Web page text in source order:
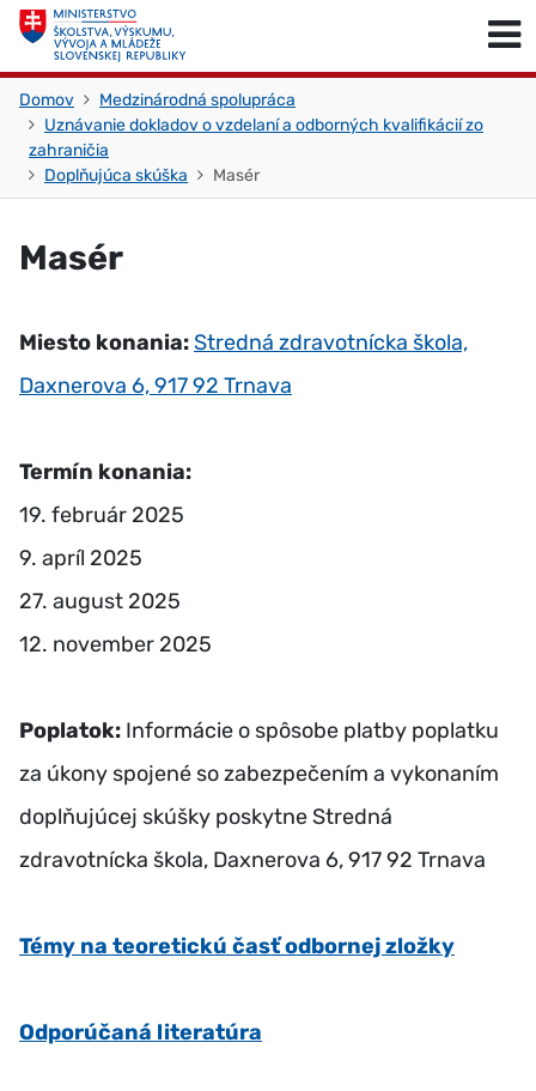
Skočiť na obsah
Domov
Medzinárodná spolupráca
Uznávanie dokladov o vzdelaní a odborných kvalifikácií zo
zahraničia
Doplňujúca skúška
Masér
Masér
Miesto konania:Stredná zdravotnícka škola,
Daxnerova 6, 917 92 Trnava
Termín konania:
19. február 2025
9. apríl 2025
27. august 2025
12. november 2025
Poplatok: Informácie o spôsobe platby poplatku
za úkony spojené so zabezpečením a vykonaním
doplňujúcej skúšky poskytne Stredná
zdravotnícka škola, Daxnerova 6, 917 92 Trnava
Témy na teoretickú časť odbornej zložky
Odporúčaná literatúra
Skočiť na začiatok stránky